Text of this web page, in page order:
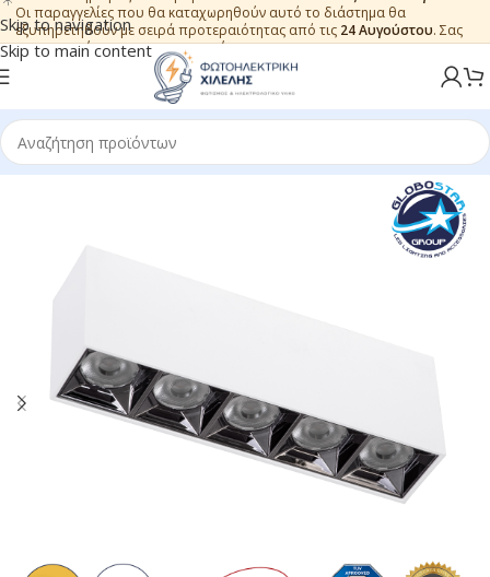
Skip to navigation
Skip to main content
Οι παραγγελίες που θα καταχωρηθούν αυτό το διάστημα θα
εξυπηρετηθούν με σειρά προτεραιότητας από τις 24 Αυγούστου. Σας
ευχαριστούμε για την εμπιστοσύνη.